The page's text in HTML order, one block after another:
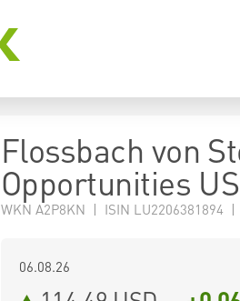
Flossbach von
Opportunities
WKN A2P8KN | ISIN LU2206381894
06.08.26